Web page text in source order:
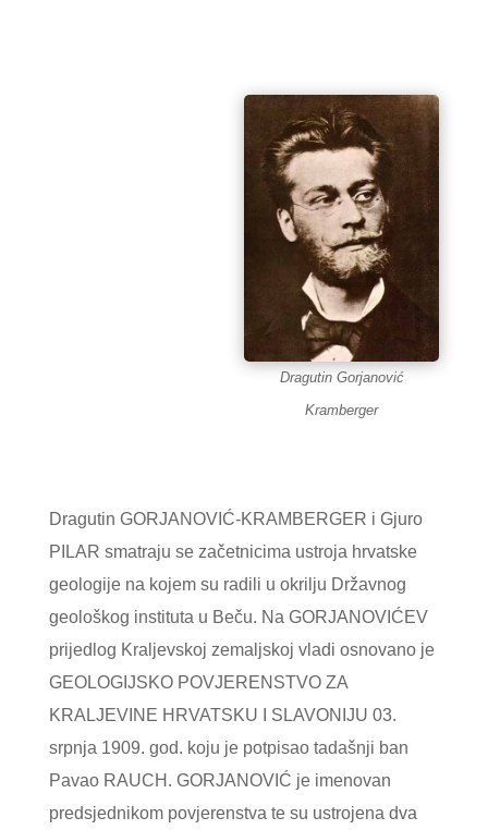
Dragutin Gorjanović
Kramberger
Dragutin GORJANOVIĆ-KRAMBERGER i Gjuro
PILAR smatraju se začetnicima ustroja hrvatske
geologije na kojem su radili u okrilju Državnog
geološkog instituta u Beču. Na GORJANOVIĆEV
prijedlog Kraljevskoj zemaljskoj vladi osnovano je
GEOLOGIJSKO POVJERENSTVO ZA
KRALJEVINE HRVATSKU I SLAVONIJU 03.
srpnja 1909. god. koju je potpisao tadašnji ban
Pavao RAUCH. GORJANOVIĆ je imenovan
predsjednikom povjerenstva te su ustrojena dva